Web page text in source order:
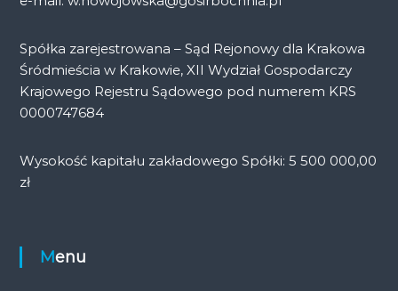
Spółka zarejestrowana – Sąd Rejonowy dla Krakowa
Śródmieścia w Krakowie, XII Wydział Gospodarczy
Krajowego Rejestru Sądowego pod numerem KRS
0000747684
Wysokość kapitału zakładowego Spółki: 5 500 000,00
zł
Menu